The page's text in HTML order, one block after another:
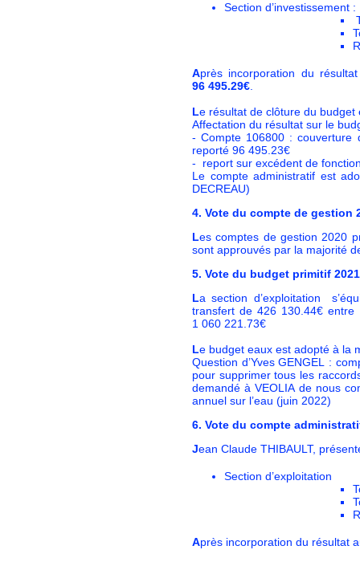
Section d’investissement :
Après incorporation du
96 495.29€
Le résultat de clôture du budget
Affectation du résultat sur le
- Compte 106800 : couverture
reporté 96 495.23€
- report sur excédent de
Le compte administratif est
DECREAU)
4. Vote du compte de gestion
Les comptes de gestion 2020
sont approuvés par la majorité
5. Vote du budget primitif
La section d’exploitation
transfert de 426 130.44€
1 060 221.73€
Le budget eaux est adopté à la
Question d’Yves GENGEL :
pour supprimer tous les
demandé à VEOLIA de nous
annuel sur l’eau (juin 2022)
6. Vote du compte
Jean Claude THIBAULT,
Section d’exploitation
Après incorporation du résultat